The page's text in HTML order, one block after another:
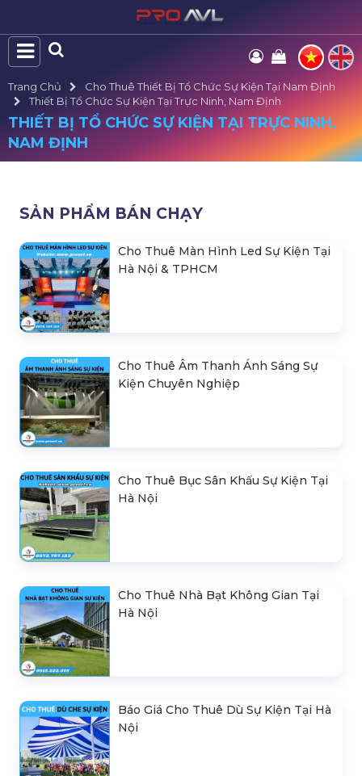
Trang Chủ
Cho Thuê Thiết Bị Tổ Chức Sự Kiện Tại Nam Định
Thiết Bị Tổ Chức Sự Kiện Tại Trực Ninh, Nam Định
THIẾT BỊ TỔ CHỨC SỰ KIỆN TẠI TRỰC NINH,
NAM ĐỊNH
SẢN PHẨM BÁN CHẠY
Cho Thuê Màn Hình Led Sự Kiện Tại
Hà Nội & TPHCM
Cho Thuê Âm Thanh Ánh Sáng Sự
Kiện Chuyên Nghiệp
Cho Thuê Bục Sân Khấu Sự Kiện Tại
Hà Nội
Cho Thuê Nhà Bạt Không Gian Tại
Hà Nội
Báo Giá Cho Thuê Dù Sự Kiện Tại Hà
Nội